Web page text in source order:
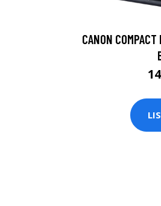
CANON